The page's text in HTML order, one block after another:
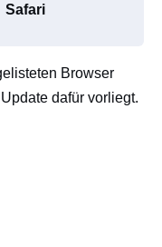
Safari
Browser
dafür vorliegt.